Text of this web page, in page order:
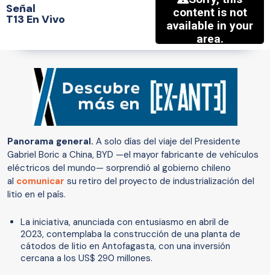
Señal
T13 En Vivo
Panorama general. A solo días del viaje del Presidente
Gabriel Boric a China, BYD —el mayor fabricante de vehículos
eléctricos del mundo— sorprendió al gobierno chileno
al comunicar su retiro del proyecto de industrialización del
litio en el país.
La iniciativa, anunciada con entusiasmo en abril de
2023, contemplaba la construcción de una planta de
cátodos de litio en Antofagasta, con una inversión
cercana a los US$ 290 millones.